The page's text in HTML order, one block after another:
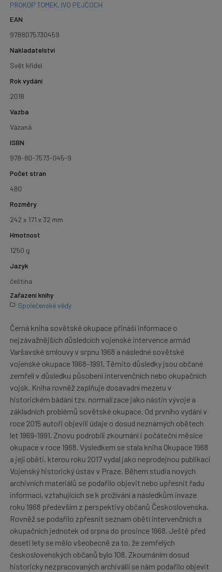
PROKOP TOMEK, IVO PEJČOCH
EAN
9788075730459
Nakladatelství
Svět křídel
Rok vydání
2018
Vazba
Vázaná
ISBN
978-80-7573-045-9
Počet stran
480
Rozměry
242 x 171 x 32 mm
Hmotnost
1250 g
Jazyk
čeština
Zařazení knihy
Společenské vědy
Černá kniha sovětské okupace přináší informace o
nejzávažnějších důsledcích vojenské intervence armád
Varšavské smlouvy v srpnu 1968 a následné sovětské
vojenské okupace 1968–1991. Těmito důsledky jsou občané
zemřelí v důsledku působení intervenčních nebo okupačních
vojsk. Kniha rovněž zaplňuje dosavadní mezeru v
historickém bádání tzv. normalizace jako nástin vývoje a
základních problémů sovětské okupace. Od prvního vydání v
roce 2015 autoři objevili údaje o dosud neznámých obětech
let 1969-1991. Znovu podrobili zkoumání i počáteční měsíce
okupace v roce 1968. Výsledkem se stala kniha Okupace 1968
a její oběti, kterou roku 2017 vydal jako neprodejnou publikaci
Vojenský historický ústav v Praze. Během studia nových
archivních materiálů se podařilo objevit nebo upřesnit řadu
informací, vztahujících se k prožívání a následkům invaze
roku 1968 především z perspektivy občanů Československa.
Rovněž se podařilo zpřesnit seznam obětí intervenčních a
okupačních jednotek od srpna do prosince 1968. Ještě před
deseti lety se mělo všeobecně za to, že zemřelých
československých občanů bylo 108. Zkoumáním dosud
historicky nezpracovaných archiválií se nám podařilo objevit